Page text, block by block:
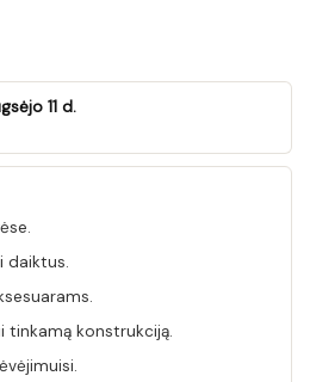
11 d.
daiktus.
tinkamą konstrukciją.